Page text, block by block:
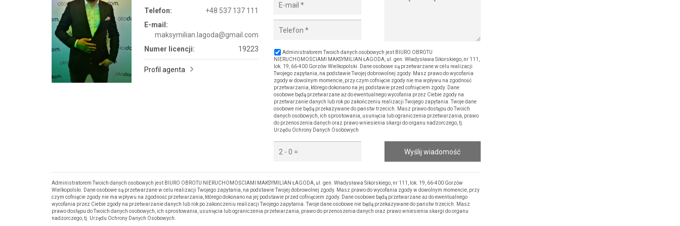
Telefon:
+48 537 137 111
E-mail:
maksymilian.lagoda@gmail.com
Numer licencji:
19223
Profil agenta
Administratorem Twoich danych osobowych jest BIURO OBROTU
NIERUCHOMOŚCIAMI MAKSYMILIAN ŁAGODA, ul. gen. Władysława Sikorskiego, nr 111,
lok. 19, 66-400 Gorzów Wielkopolski. Dane osobowe są przetwarzane w celu realizacji
Twojego zapytania, na podstawie Twojej dobrowolnej zgody. Masz prawo do wycofania
zgody w dowolnym momencie, przy czym cofnięcie zgody nie ma wpływu na zgodność
przetwarzania, którego dokonano na jej podstawie przed cofnięciem zgody. Dane
osobowe będą przetwarzane aż do ewentualnego wycofania przez Ciebie zgody na
przetwarzanie danych lub rok po zakończeniu realizacji Twojego zapytania. Twoje dane
osobowe nie będą przekazywane do państw trzecich. Masz prawo dostępu do Twoich
danych osobowych, ich sprostowania, usunięcia lub ograniczenia przetwarzania, prawo
do przenoszenia danych oraz prawo wniesienia skargi do organu nadzorczego, tj.
Urzędu Ochrony Danych Osobowych
Wyślij wiadomość
Administratorem Twoich danych osobowych jest BIURO OBROTU NIERUCHOMOŚCIAMI MAKSYMILIAN ŁAGODA, ul. gen. Władysława Sikorskiego, nr 111, lok. 19, 66-400 Gorzów
Wielkopolski. Dane osobowe są przetwarzane w celu realizacji Twojego zapytania, na podstawie Twojej dobrowolnej zgody. Masz prawo do wycofania zgody w dowolnym momencie, przy
czym cofnięcie zgody nie ma wpływu na zgodność przetwarzania, którego dokonano na jej podstawie przed cofnięciem zgody. Dane osobowe będą przetwarzane aż do ewentualnego
wycofania przez Ciebie zgody na przetwarzanie danych lub rok po zakończeniu realizacji Twojego zapytania. Twoje dane osobowe nie będą przekazywane do państw trzecich. Masz
prawo dostępu do Twoich danych osobowych, ich sprostowania, usunięcia lub ograniczenia przetwarzania, prawo do przenoszenia danych oraz prawo wniesienia skargi do organu
nadzorczego, tj. Urzędu Ochrony Danych Osobowych.